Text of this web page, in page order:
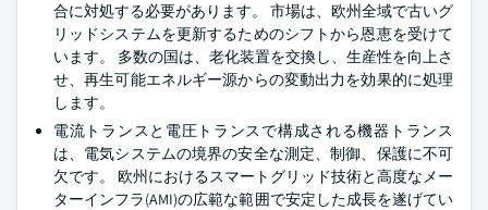
合に対処する必要があります。 市場は、欧州全域で古いグ
リッドシステムを更新するためのシフトから恩恵を受けて
います。 多数の国は、老化装置を交換し、生産性を向上さ
せ、再生可能エネルギー源からの変動出力を効果的に処理
します。
電流トランスと電圧トランスで構成される機器トランス
は、電気システムの境界の安全な測定、制御、保護に不可
欠です。 欧州におけるスマートグリッド技術と高度なメー
ターインフラ(AMI)の広範な範囲で安定した成長を遂げてい